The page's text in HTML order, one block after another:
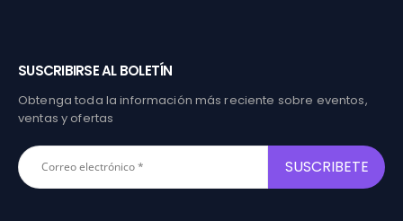
SUSCRIBIRSE AL BOLETÍN
Obtenga toda la información más reciente sobre eventos,
ventas y ofertas